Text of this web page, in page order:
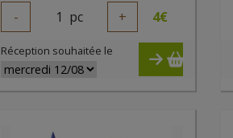
- 1 pc + 4€
Réception souhaitée le